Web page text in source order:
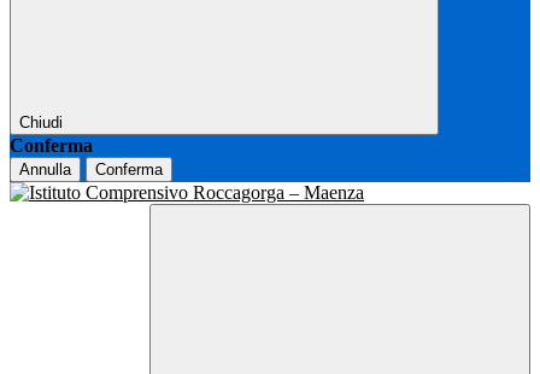
Chiudi
Conferma
Annulla Conferma